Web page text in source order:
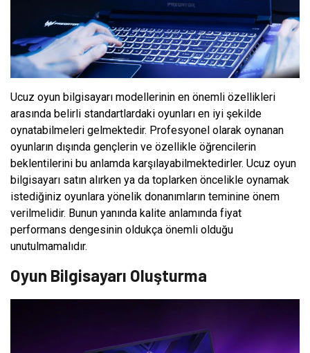
Ucuz oyun bilgisayarı modellerinin en önemli özellikleri
arasında belirli standartlardaki oyunları en iyi şekilde
oynatabilmeleri gelmektedir. Profesyonel olarak oynanan
oyunların dışında gençlerin ve özellikle öğrencilerin
beklentilerini bu anlamda karşılayabilmektedirler. Ucuz oyun
bilgisayarı satın alırken ya da toplarken öncelikle oynamak
istediğiniz oyunlara yönelik donanımların teminine önem
verilmelidir. Bunun yanında kalite anlamında fiyat
performans dengesinin oldukça önemli olduğu
unutulmamalıdır.
Oyun Bilgisayarı Oluşturma